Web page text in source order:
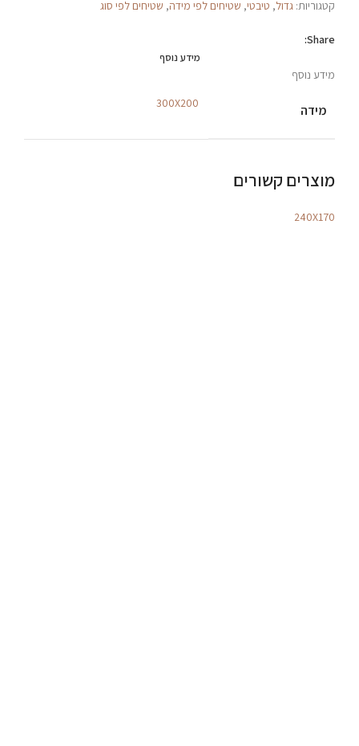
קטגוריות: גדול, טיבטי, שטיחים לפי מידה, שטיחים לפי סוג
Share:
מידע נוסף
מידע נוסף
מידה 300X200
מוצרים קשורים
240X170